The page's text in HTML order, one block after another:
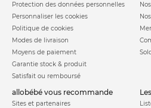
Protection des données personnelles
Personnaliser les cookies
Politique de cookies
Modes de livraison
Moyens de paiement
Garantie stock & produit
Satisfait ou remboursé
allobébé vous recommande
Sites et partenaires